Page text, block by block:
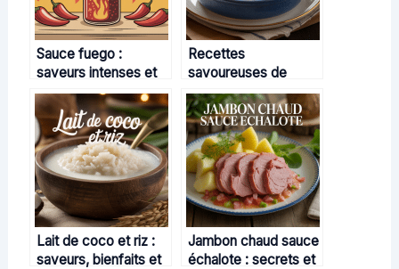
Sauce fuego :
saveurs intenses et
conseils pour bien
l’utiliser
Recettes
savoureuses de
gratins de pâtes au
thon : idées, conseils
et variantes
Lait de coco et riz :
saveurs, bienfaits et
Jambon chaud sauce
échalote : secrets et